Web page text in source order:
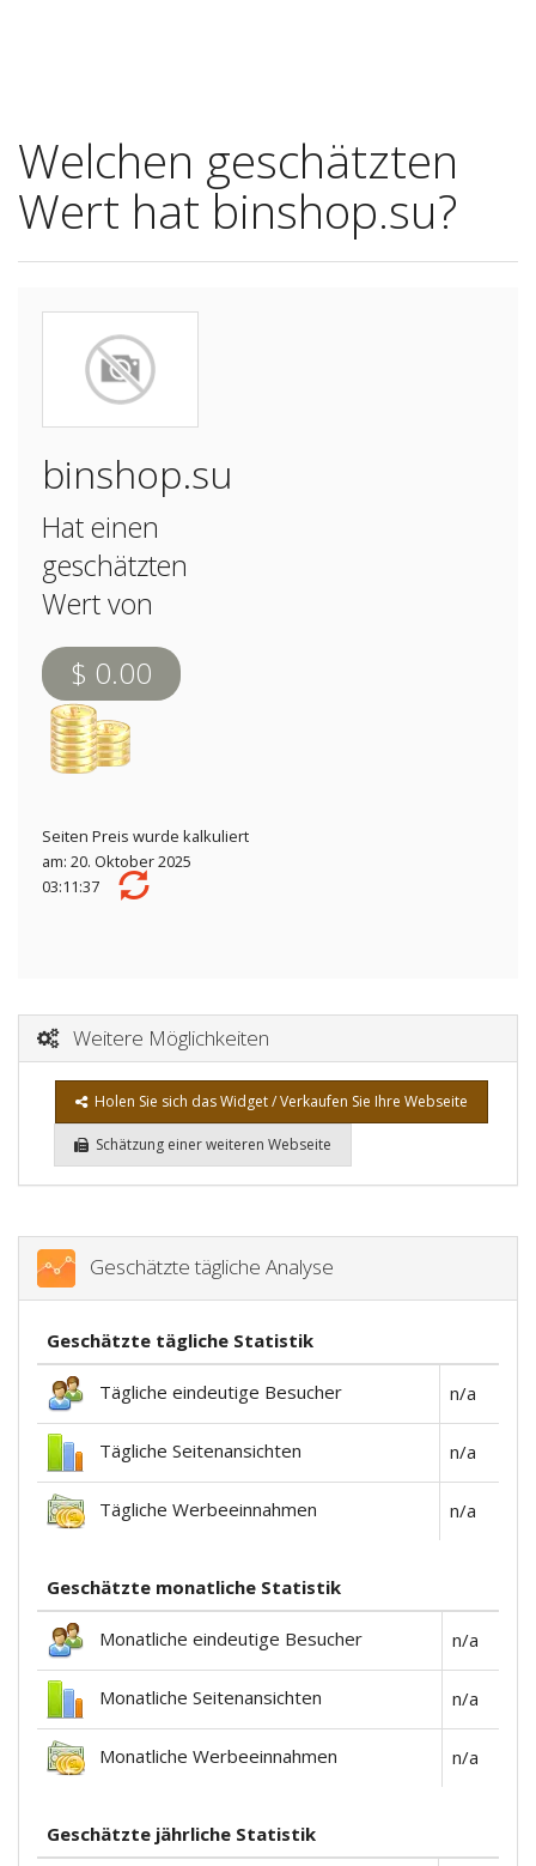
Welchen geschätzten
Wert hat binshop.su?
binshop.su
Hat einen
geschätzten
Wert von
$ 0.00
Seiten Preis wurde kalkuliert
am: 20. Oktober 2025
03:11:37
Weitere Möglichkeiten
Holen Sie sich das Widget / Verkaufen Sie Ihre Webseite
Schätzung einer weiteren Webseite
Geschätzte tägliche Analyse
Geschätzte tägliche Statistik
Tägliche eindeutige Besucher n/a
Tägliche Seitenansichten n/a
Tägliche Werbeeinnahmen n/a
Geschätzte monatliche Statistik
Monatliche eindeutige Besucher n/a
Monatliche Seitenansichten n/a
Monatliche Werbeeinnahmen n/a
Geschätzte jährliche Statistik